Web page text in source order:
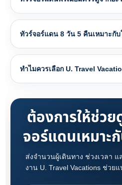
ทัวร์จอร์แดน 8 วัน 5 คืนเหมาะกับ
ทำไมควรเลือก U. Travel
ต้องการให้ช่วย
จอร์แดนเหมาะ
ส่งจำนวนผู้เดินทาง ช่วงเวลา
งาน U. Travel Vacations ช่ว